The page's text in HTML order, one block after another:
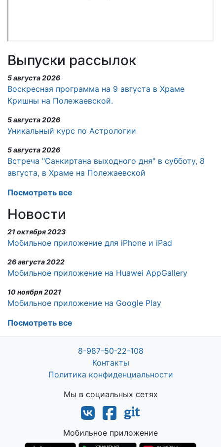
Выпуски рассылок
5 августа 2026
Воскресная программа на 9 августа в Храме
Кришны на Полежаевской.
5 августа 2026
Уникальный курс по Астрологии
5 августа 2026
Встреча "Санкиртана выходного дня" в субботу, 8
августа, в Храме на Полежаевской
Посмотреть все
Новости
21 октября 2023
Мобильное приложение для iPhone и iPad
26 августа 2022
Мобильное приложение на Huawei AppGallery
10 ноября 2021
Мобильное приложение на Google Play
Посмотреть все
8-987-50-22-108
Контакты
Политика конфиденциальности
Мы в социальных сетях
Мобильное приложение